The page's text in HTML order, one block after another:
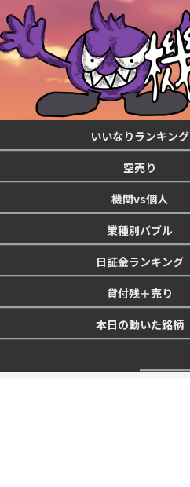
いいなりランキング
空売り
機関vs個人
業種別バブル
日証金ランキング
貸付残＋売り
本日の動いた銘柄